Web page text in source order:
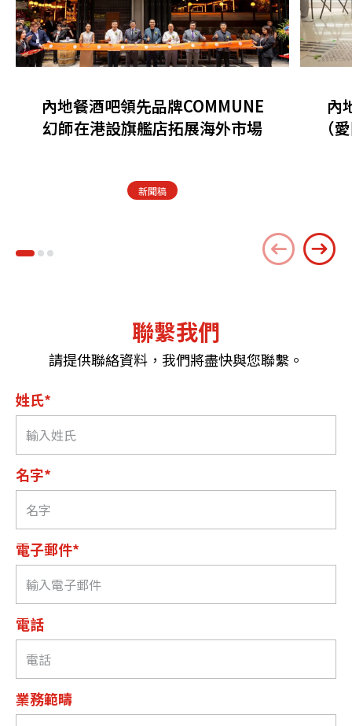
內地餐酒吧領先品牌COMMUNE
幻師在港設旗艦店拓展海外市場
新聞稿
內
（
聯繫我們
請提供聯絡資料，我們將盡快與您聯繫。
姓氏*
名字*
電子郵件*
電話
業務範疇